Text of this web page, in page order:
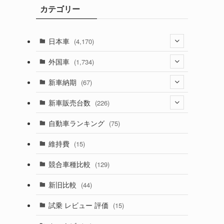
ブカテゴリー
日本車 (4,170)
(1,320)
(329)
(525)
(356)
(328)
(194)
(230)
(253)
外国車 (1,734)
(188)
(242)
(85)
(84)
(14)
(222)
新車納期 (67)
(28)
(8)
(3)
(3)
(5)
新車販売台数 (226)
(21)
(5)
(7)
自動車ランキング (75)
維持費 (15)
競合車種比較 (129)
新旧比較 (44)
試乗 レビュー 評価 (15)